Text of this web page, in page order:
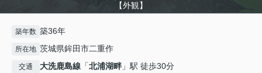
【外観】
築年数 築36年
所在地 茨城県鉾田市二重作
交通 大洗鹿島線 「北浦湖畔」駅 徒歩30分